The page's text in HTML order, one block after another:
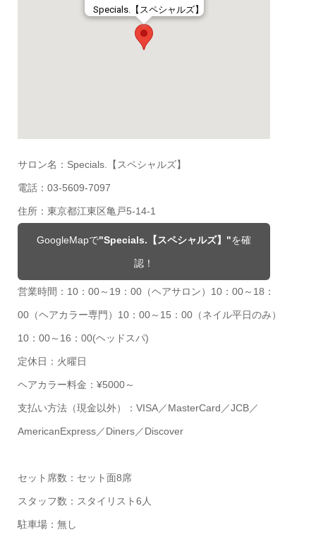
Specials.【スペシャルズ】
サロン名：Specials.【スペシャルズ】
電話：03-5609-7097
住所：東京都江東区亀戸5‐14-1
GoogleMapで"Specials.【スペシャルズ】"を確
認！
営業時間：10：00～19：00（ヘアサロン）10：00～18：
00（ヘアカラー専門）10：00～15：00（ネイル平日のみ）
10：00～16：00(ヘッドスパ)
定休日：火曜日
ヘアカラー料金：¥5000～
支払い方法（現金以外）：VISA／MasterCard／JCB／
AmericanExpress／Diners／Discover
セット席数：セット面8席
スタッフ数：スタイリスト6人
駐車場：無し